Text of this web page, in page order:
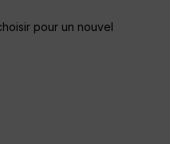
pour un nouvel